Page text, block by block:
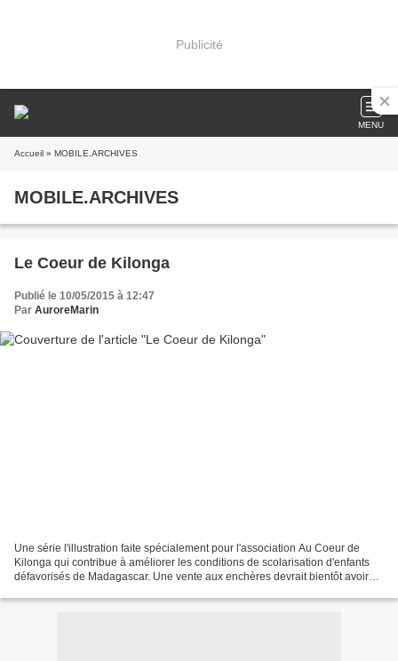
Publicité
MENU
Accueil » MOBILE.ARCHIVES
MOBILE.ARCHIVES
Le Coeur de Kilonga
Publié le 10/05/2015 à 12:47
Par AuroreMarin
Une série l'illustration faite spécialement pour l'association Au Coeur de
Kilonga qui contribue à améliorer les conditions de scolarisation d'enfants
défavorisés de Madagascar. Une vente aux enchères devrait bientôt avoir